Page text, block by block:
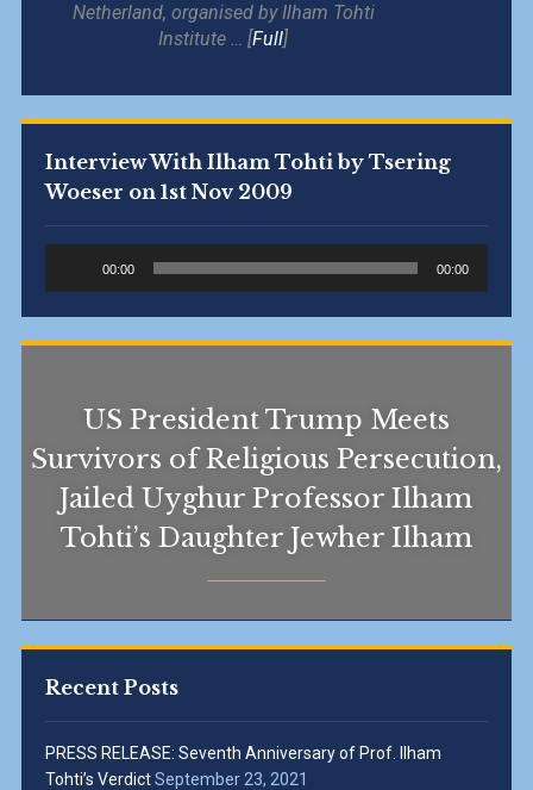
Netherland, organised by Ilham Tohti
Institute … [Full]
Interview With Ilham Tohti by Tsering
Woeser on 1st Nov 2009
00:00 00:00
US President Trump Meets
Survivors of Religious Persecution,
Jailed Uyghur Professor Ilham
Tohti’s Daughter Jewher Ilham
Recent Posts
PRESS RELEASE: Seventh Anniversary of Prof. Ilham
Tohti’s VerdictSeptember 23, 2021